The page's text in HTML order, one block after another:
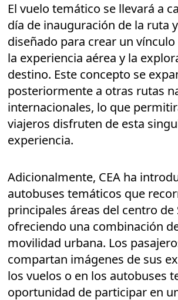
El vuelo temático se llevará a
día de inauguración de la ruta
diseñado para crear un
la experiencia aérea y la
destino. Este concepto se
posteriormente a otras rutas
internacionales, lo que
viajeros disfruten de esta
experiencia.
Adicionalmente, CEA ha
autobuses temáticos que
principales áreas del centro de
ofreciendo una combinación
movilidad urbana. Los
compartan imágenes de sus
los vuelos o en los autobuses
oportunidad de participar en